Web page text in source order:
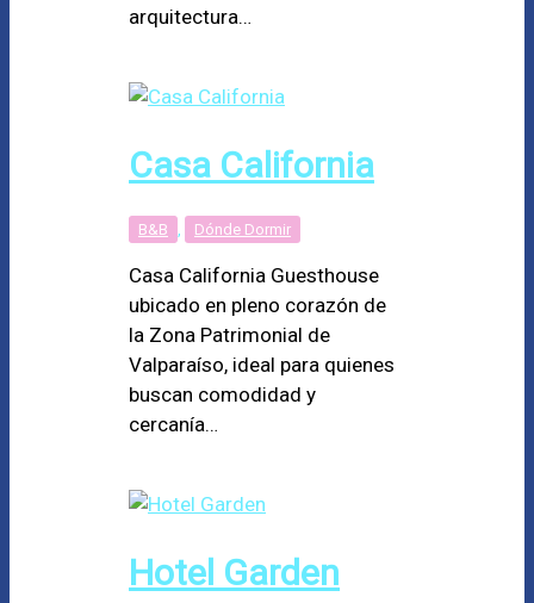
arquitectura…
Casa California
B&B Dónde Dormir
Casa California Guesthouse
ubicado en pleno corazón de
la Zona Patrimonial de
Valparaíso, ideal para quienes
buscan comodidad y
cercanía…
Hotel Garden